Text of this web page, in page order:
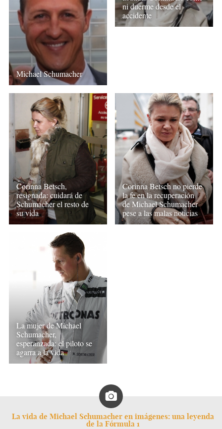
Michael Schumacher
ni duerme desde el
accidente
Corinna Betsch,
resignada: cuidará de
Schumacher el resto de
su vida
Corinna Betsch no pierde
la fe en la recuperación
de Michael Schumacher
pese a las malas noticias
La mujer de Michael
Schumacher,
esperanzada: el piloto se
agarra a la vida
La vida de Michael Schumacher en imágenes: una leyenda
de la Fórmula 1